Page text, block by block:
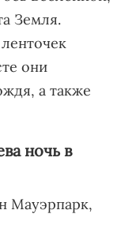
Земля.
они
а также
ночь в
Мауэрпарк,